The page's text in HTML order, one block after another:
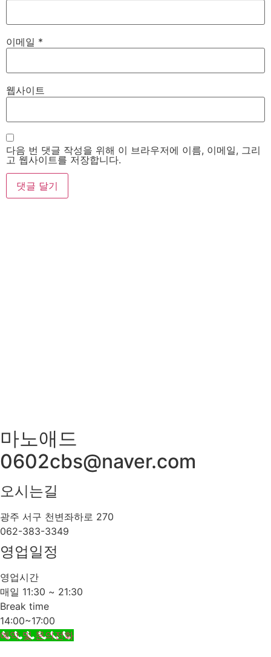
이메일 *
웹사이트
다음 번 댓글 작성을 위해 이 브라우저에 이름, 이메일, 그리
고 웹사이트를 저장합니다.
마노애드
0602cbs@naver.com
오시는길
광주 서구 천변좌하로 270
062-383-3349
영업일정
영업시간
매일 11:30 ~ 21:30
Break time
14:00~17:00
예약 및 문의전화